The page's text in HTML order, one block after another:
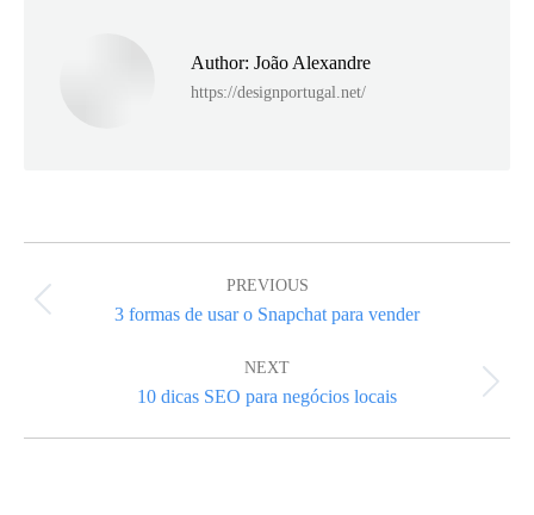
Author: João Alexandre
https://designportugal.net/
navigation
PREVIOUS
Previous
post:
3 formas de usar o Snapchat para vender
NEXT
Next
post:
10 dicas SEO para negócios locais